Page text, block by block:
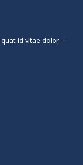
id vitae dolor –